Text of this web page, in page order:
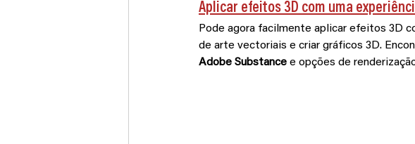
Aplicar efeitos 3D com uma
Pode agora facilmente aplicar efeitos 3D
de arte vectoriais e criar gráficos 3D.
Adobe Substance e opções de